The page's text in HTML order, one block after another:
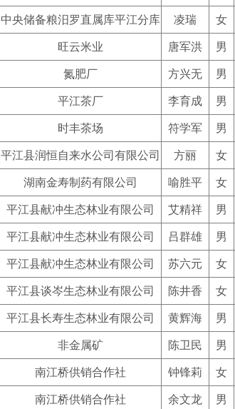
中央储备粮汨罗直属库平江分库 凌瑞 女
旺云米业 唐军洪 男
氮肥厂 方兴无 男
平江茶厂 李育成 男
时丰茶场 符学军 男
平江县润恒自来水公司有限公司 方丽 女
湖南金寿制药有限公司 喻胜平 女
平江县献冲生态林业有限公司 艾精祥 男
平江县献冲生态林业有限公司 吕群雄 男
平江县献冲生态林业有限公司 苏六元 女
平江县谈岑生态林业有限公司 陈井香 女
平江县长寿生态林业有限公司 黄辉海 男
非金属矿 陈卫民 男
南江桥供销合作社 钟锋莉 女
南江桥供销合作社 余文龙 男